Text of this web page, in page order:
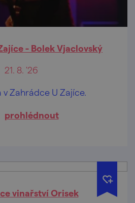
- Bolek Vjaclovský
21. 8. '26
v Zahrádce U Zajíce.
prohlédnout
vinařství Orisek